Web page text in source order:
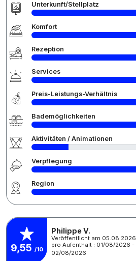
Unterkunft/Stellplatz
Komfort
Rezeption
Services
Preis-Leistungs-Verhältnis
Bademöglichkeiten
Aktivitäten / Animationen
Verpflegung
Region
9,55 /10
Philippe V.
Veröffentlicht am 05.08.2026
pro Aufenthalt : 01/08/2026 -
02/08/2026